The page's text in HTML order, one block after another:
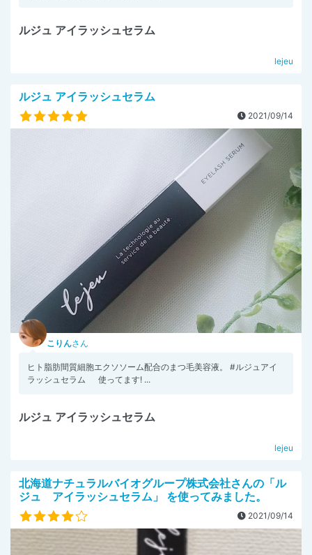
ルジュ アイラッシュセラム
lejeu
ルジュ アイラッシュセラム
2021/09/14
こりんさん
ヒト脂肪間質細胞エクソソーム配合のまつ毛美容液。 #ルジュアイ
ラッシュセラム 使ってます! ...
ルジュ アイラッシュセラム
lejeu
北海道ナチュラルバイオグループ株式会社さんの「ル
ジュ アイラッシュセラム」 を使ってみました。
2021/09/14